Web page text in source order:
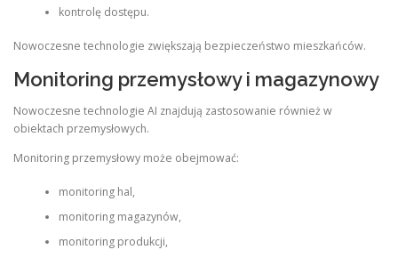
kontrolę dostępu.
Nowoczesne technologie zwiększają bezpieczeństwo mieszkańców.
Monitoring przemysłowy i magazynowy
Nowoczesne technologie AI znajdują zastosowanie również w
obiektach przemysłowych.
Monitoring przemysłowy może obejmować:
monitoring hal,
monitoring magazynów,
monitoring produkcji,